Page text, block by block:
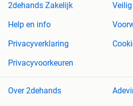
2dehands Zakelijk
Help en info
Privacyverklaring
Privacyvoorkeuren
Over 2dehands